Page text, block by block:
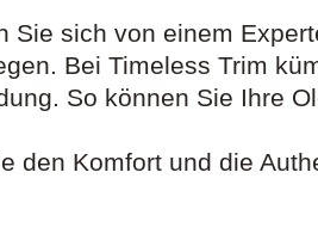
Sie sich von einem
Bei Timeless Trim
So können Sie Ihre
den Komfort und die